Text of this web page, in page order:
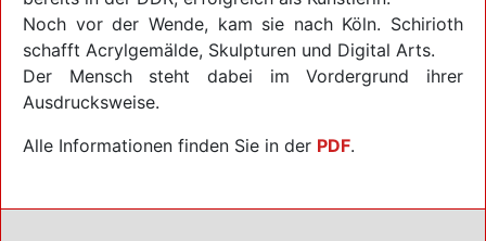
Noch vor der Wende, kam sie nach Köln. Schirioth
schafft Acrylgemälde, Skulpturen und Digital Arts.
Der Mensch steht dabei im Vordergrund ihrer
Ausdrucksweise.
Alle Informationen finden Sie in der PDF.